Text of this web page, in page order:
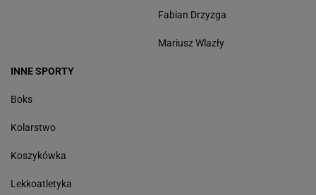
Fabian Drzyzga
Mariusz Wlazły
INNE SPORTY
Boks
Kolarstwo
Koszykówka
Lekkoatletyka